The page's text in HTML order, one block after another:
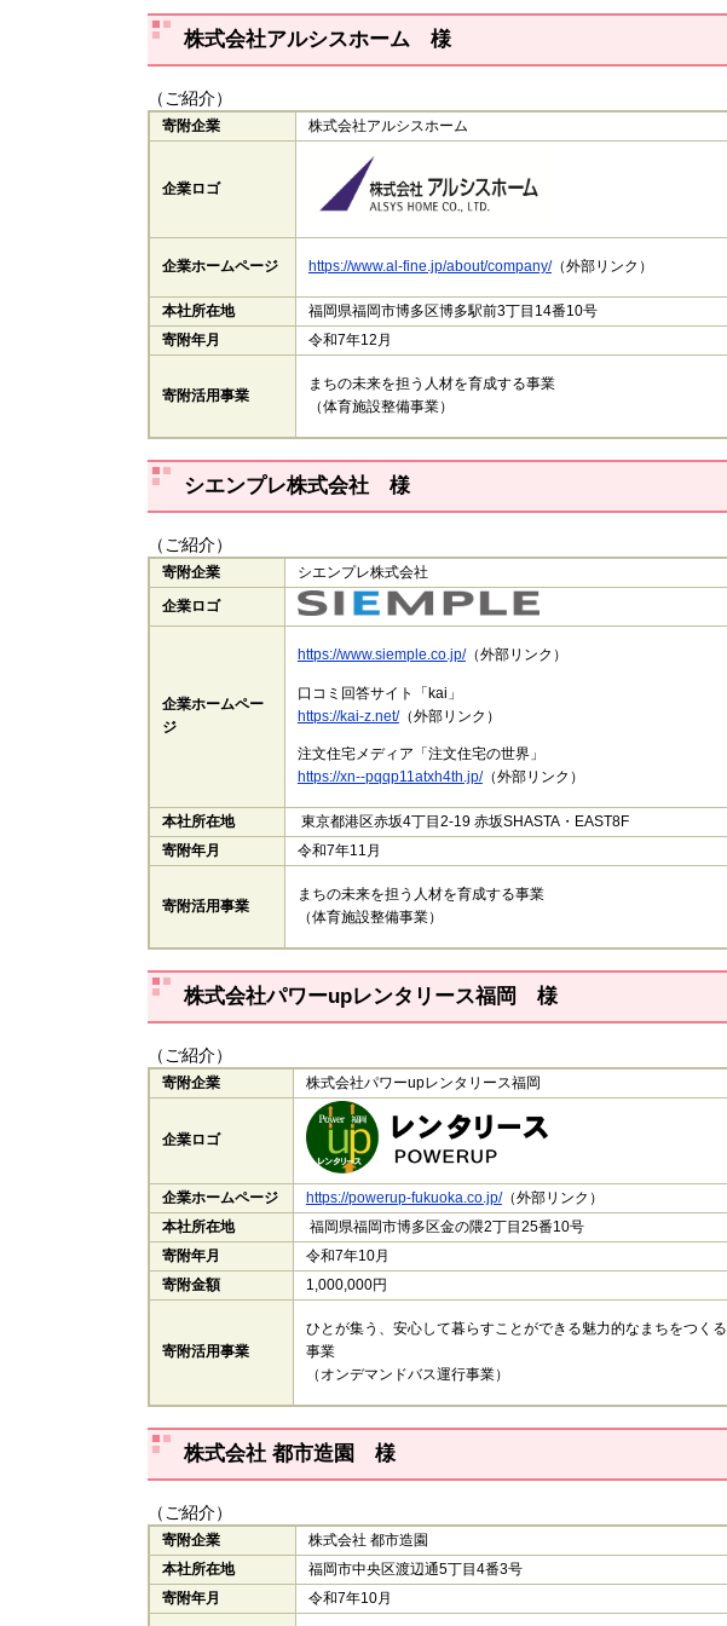
株式会社アルシスホーム 様
（ご紹介）
寄附企業 株式会社アルシスホーム
企業ロゴ
企業ホームページ https://www.al-fine.jp/about/company/（外部リンク）​
本社所在地
福岡県福岡市博多区博多駅前3丁目14番10号
寄附年月
令和7年12月
寄附活用事業
まちの未来を担う人材を育成する事業
（体育施設整備事業）
シエンプレ株式会社 様
（ご紹介）
寄附企業
シエンプレ株式会社
企業ロゴ
企業ホームペー
ジ
https://www.siemple.co.jp/（外部リンク）​
口コミ回答サイト「kai」
https://kai-z.net/（外部リンク）
注文住宅メディア「注文住宅の世界」
https://xn--pqqp11atxh4th.jp/（外部リンク）
本社所在地
東京都港区赤坂4丁目2-19 赤坂SHASTA・EAST8F
寄附年月
令和7年11月
寄附活用事業
まちの未来を担う人材を育成する事業
（体育施設整備事業）
株式会社パワーupレンタリース福岡 様
（ご紹介）
寄附企業 株式会社パワーupレンタリース福岡
企業ロゴ
企業ホームページ https://powerup-fukuoka.co.jp/​（外部リンク）​
本社所在地
福岡県福岡市博多区金の隈2丁目25番10号
寄附年月
令和7年10月
寄附金額
1,000,000円
寄附活用事業
ひとが集う、安心して暮らすことができる魅力的なまちをつくる
事業
（オンデマンドバス運行事業）
株式会社 都市造園 様
（ご紹介）
寄附企業
株式会社 都市造園
本社所在地
福岡市中央区渡辺通5丁目4番3号
寄附年月
令和7年10月